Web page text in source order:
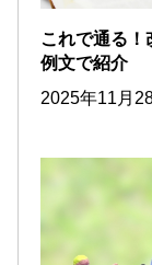
これで通る！
例文で紹介
2025年11月